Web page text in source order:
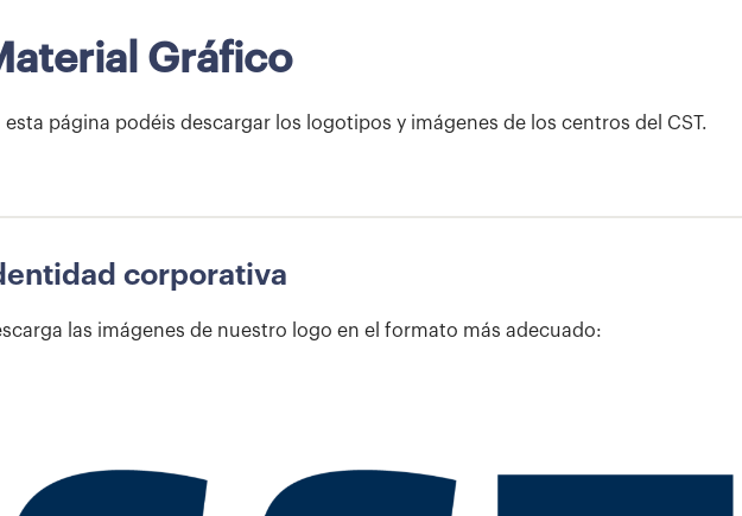
Gráfico
esta página podéis descargar los logotipos y imágenes de los centros del CST.
corporativa
las imágenes de nuestro logo en el formato más adecuado: